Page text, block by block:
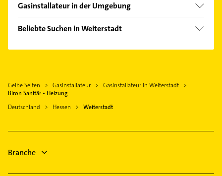
Gasinstallateur in der Umgebung
Griesheim Hessen
Darmstadt
Nauheim Kreis Groß-Gerau
Riedstadt
Pfungstadt
Roßdorf bei Darmstadt
Beliebte Suchen in Weiterstadt
Physiotherapie
Immobilienmakler
Allgemeinarzt
Arzt
Gelbe Seiten Gasinstallateur
Gasinstallateur in Weiterstadt
Biron Sanitär • Heizung
Deutschland
Hessen Weiterstadt
Branche